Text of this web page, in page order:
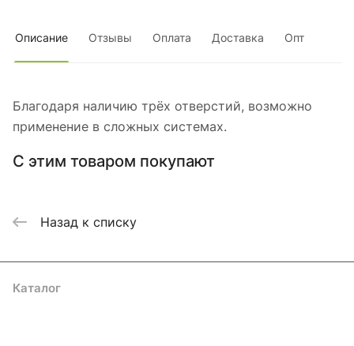
Описание Отзывы Оплата Доставка Опт
Благодаря наличию трёх отверстий, возможно
применение в сложных системах.
С этим товаром покупают
Назад к списку
Каталог